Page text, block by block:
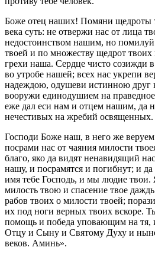
Боже отец наших! Помяни щедроты
века суть: не отвержи нас от лица
недостоинством нашим, но
твоей и по множеству щедрот твоих
грехи наша. Сердце чисто созижди
во утробе нашей; всех нас укрепи
надеждою, одушеви истинною друг
вооружи единодушием на
еже дал еси нам и отцем нашим, да
нечестивых на жребий освященных.
Господи Боже наш, в него же
посрами нас от чаяния милости
благо, яко да видят ненавидящий
нашу, и посрамятся и погибнут; и да
имя тебе Господь, и мы людие
милость твою и спасение твое
рабов твоих о милости твоей;
их под ноги верных твоих вскоре.
помощь и победа уповающим на тя,
Отцу и Сыну и Святому Духу и
веков. Аминь».